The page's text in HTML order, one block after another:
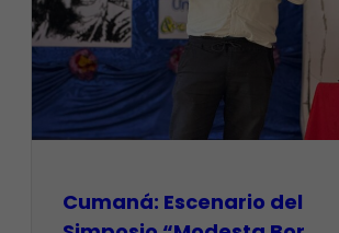
Cumaná: Escenario del